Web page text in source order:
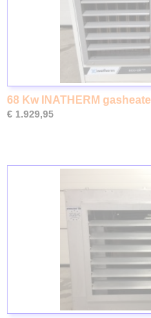
68 Kw INATHERM
€ 1.929,95